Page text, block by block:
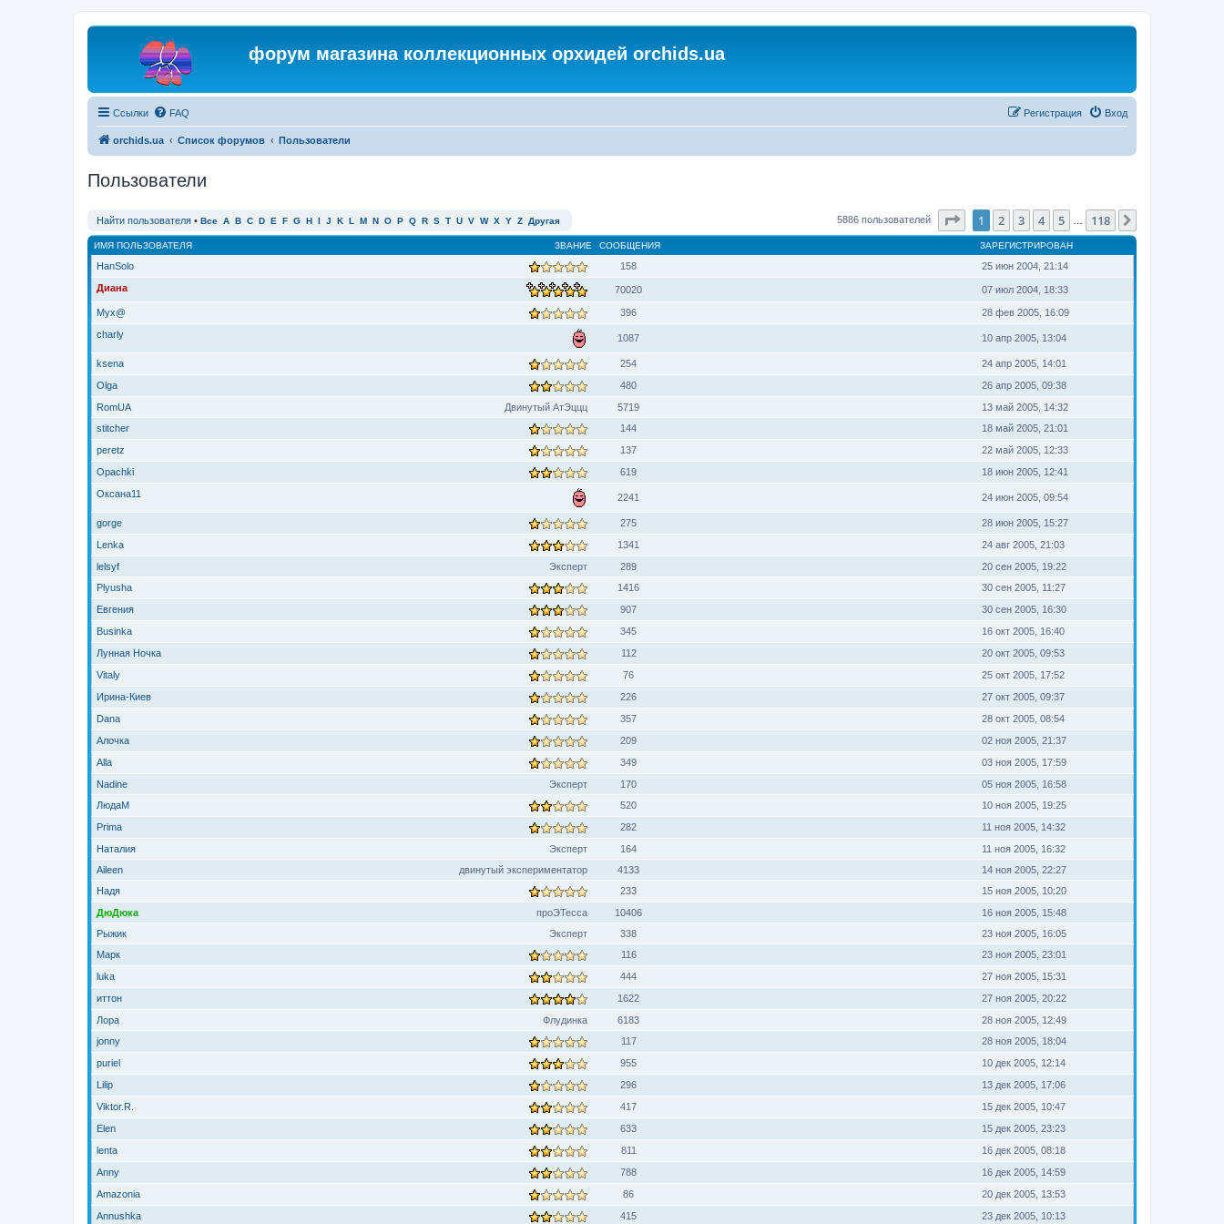
форум магазина коллекционных орхидей orchids.ua
Ссылки FAQ Вход
Регистрация
orchids.ua Список форумов Пользователи
Пользователи
Найти пользователя • Все A B C D E F G H I J K L M N O P Q R S T U V W X Y Z Другая 5886 пользователей Страница1 из 118
1 2 3 4 5 118
ЗВАНИЕ
ИМЯ ПОЛЬЗОВАТЕЛЯ СООБЩЕНИЯ ЗАРЕГИСТРИРОВАН
HanSolo 158
25 июн 2004, 21:14
Диана
70020 07 июл 2004, 18:33
Myx@ 396
28 фев 2005, 16:09
charly
1087 10 апр 2005, 13:04
ksena 254
24 апр 2005, 14:01
Olga
480
26 апр 2005, 09:38
Двинутый АтЭццц
RomUA 5719
13 май 2005, 14:32
stitcher
144
18 май 2005, 21:01
peretz
137
22 май 2005, 12:33
Opachki
619
18 июн 2005, 12:41
Оксана11
2241 24 июн 2005, 09:54
gorge 275
28 июн 2005, 15:27
Lenka
1341
24 авг 2005, 21:03
Эксперт
lelsyf 289
20 сен 2005, 19:22
Plyusha
1416
30 сен 2005, 11:27
Евгения
907
30 сен 2005, 16:30
Businka
345
16 окт 2005, 16:40
Лунная Ночка
112
20 окт 2005, 09:53
Vitaly
76
25 окт 2005, 17:52
Ирина-Киев
226
27 окт 2005, 09:37
Dana
357
28 окт 2005, 08:54
Алочка
209
02 ноя 2005, 21:37
Alla
349
03 ноя 2005, 17:59
Эксперт
Nadine 170
05 ноя 2005, 16:58
ЛюдаМ
520
10 ноя 2005, 19:25
Prima
282
11 ноя 2005, 14:32
Эксперт
Наталия 164
11 ноя 2005, 16:32
двинутый экспериментатор
Aileen 4133
14 ноя 2005, 22:27
Надя
233
15 ноя 2005, 10:20
проЭТесса
ДюДюка 10406
16 ноя 2005, 15:48
Эксперт
Рыжик 338
23 ноя 2005, 16:05
Марк
116
23 ноя 2005, 23:01
luka
444
27 ноя 2005, 15:31
иттон
1622
27 ноя 2005, 20:22
Флудинка
Лора 6183
28 ноя 2005, 12:49
jonny
117
28 ноя 2005, 18:04
puriel
955
10 дек 2005, 12:14
Lilip
296
13 дек 2005, 17:06
Viktor.R.
417
15 дек 2005, 10:47
Elen
633
15 дек 2005, 23:23
lenta
811
16 дек 2005, 08:18
Anny
788
16 дек 2005, 14:59
Amazonia
86
20 дек 2005, 13:53
Annushka
415 23 дек 2005, 10:13